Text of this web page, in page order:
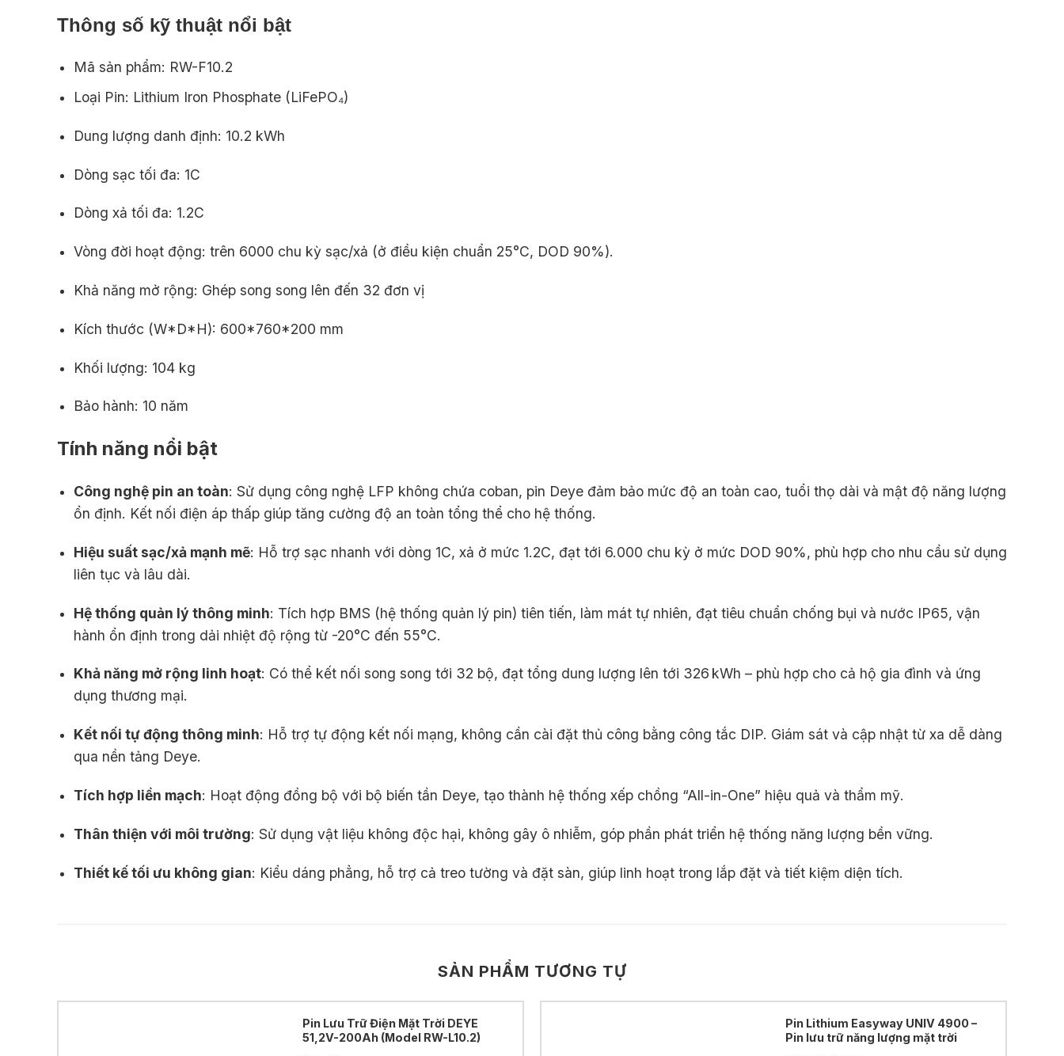
Thông số kỹ thuật nổi bật
Mã sản phẩm: RW-F10.2
Loại Pin: Lithium Iron Phosphate (LiFePO₄)
Dung lượng danh định: 10.2 kWh
Dòng sạc tối đa: 1C
Dòng xả tối đa: 1.2C
Vòng đời hoạt động: trên 6000 chu kỳ sạc/xả (ở điều kiện chuẩn 25°C, DOD 90%).
Khả năng mở rộng: Ghép song song lên đến 32 đơn vị
Kích thước (W*D*H): 600*760*200 mm
Khối lượng: 104 kg
Bảo hành: 10 năm
Tính năng nổi bật
Công nghệ pin an toàn: Sử dụng công nghệ LFP không chứa coban, pin Deye đảm bảo mức độ an toàn cao, tuổi thọ dài và mật độ năng lượng
ổn định. Kết nối điện áp thấp giúp tăng cường độ an toàn tổng thể cho hệ thống.
Hiệu suất sạc/xả mạnh mẽ: Hỗ trợ sạc nhanh với dòng 1C, xả ở mức 1.2C, đạt tới 6.000 chu kỳ ở mức DOD 90%, phù hợp cho nhu cầu sử dụng
liên tục và lâu dài.
Hệ thống quản lý thông minh: Tích hợp BMS (hệ thống quản lý pin) tiên tiến, làm mát tự nhiên, đạt tiêu chuẩn chống bụi và nước IP65, vận
hành ổn định trong dải nhiệt độ rộng từ -20°C đến 55°C.
Khả năng mở rộng linh hoạt: Có thể kết nối song song tới 32 bộ, đạt tổng dung lượng lên tới 326 kWh – phù hợp cho cả hộ gia đình và ứng
dụng thương mại.
Kết nối tự động thông minh: Hỗ trợ tự động kết nối mạng, không cần cài đặt thủ công bằng công tắc DIP. Giám sát và cập nhật từ xa dễ dàng
qua nền tảng Deye.
Tích hợp liền mạch: Hoạt động đồng bộ với bộ biến tần Deye, tạo thành hệ thống xếp chồng “All-in-One” hiệu quả và thẩm mỹ.
Thân thiện với môi trường: Sử dụng vật liệu không độc hại, không gây ô nhiễm, góp phần phát triển hệ thống năng lượng bền vững.
Thiết kế tối ưu không gian: Kiểu dáng phẳng, hỗ trợ cả treo tường và đặt sàn, giúp linh hoạt trong lắp đặt và tiết kiệm diện tích.
SẢN PHẨM TƯƠNG TỰ
Pin Lưu Trữ Điện Mặt Trời DEYE
51,2V-200Ah (Model RW-L10.2)
Pin Lithium Easyway UNIV 4900 –
Pin lưu trữ năng lượng mặt trời